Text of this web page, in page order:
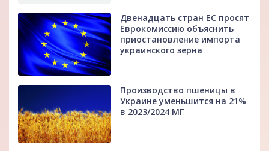
Двенадцать стран ЕС просят
Еврокомиссию объяснить
приостановление импорта
украинского зерна
Производство пшеницы в
Украине уменьшится на 21%
в 2023/2024 МГ